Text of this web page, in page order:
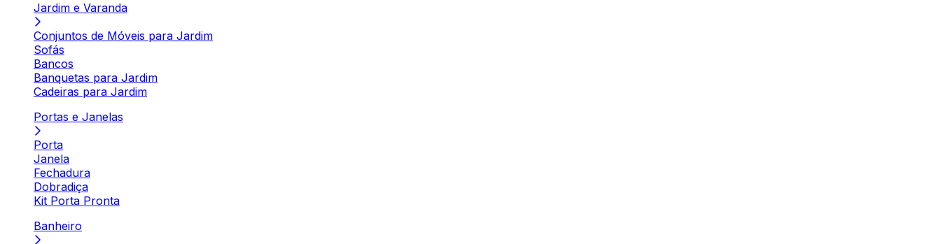
Jardim e Varanda
Conjuntos de Móveis para Jardim
Sofás
Bancos
Banquetas para Jardim
Cadeiras para Jardim
Portas e Janelas
Porta
Janela
Fechadura
Dobradiça
Kit Porta Pronta
Banheiro